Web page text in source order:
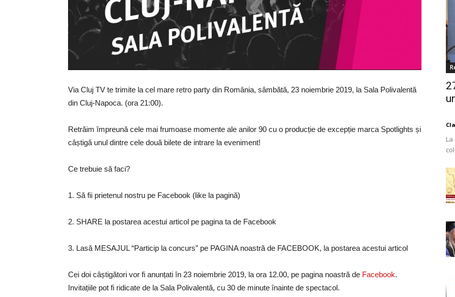
Via Cluj TV te trimite la cel mare retro party din România, sâmbătă, 23 noiembrie 2019, la Sala Polivalentă
din Cluj-Napoca. (ora 21:00).
Retrăim împreună cele mai frumoase momente ale anilor 90 cu o producție de excepție marca Spotlights și
câștigă unul dintre cele două bilete de intrare la eveniment!
Ce trebuie să faci?
1. Să fii prietenul nostru pe Facebook (like la pagină)
2. SHARE la postarea acestui articol pe pagina ta de Facebook
3. Lasă MESAJUL “Particip la concurs” pe PAGINA noastră de FACEBOOK, la postarea acestui articol
Cei doi câștigători vor fi anunțati în 23 noiembrie 2019, la ora 12.00, pe pagina noastră de Facebook.
Invitațiile pot fi ridicate de la Sala Polivalentă, cu 30 de minute înainte de spectacol.